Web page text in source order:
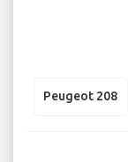
Peugeot 208